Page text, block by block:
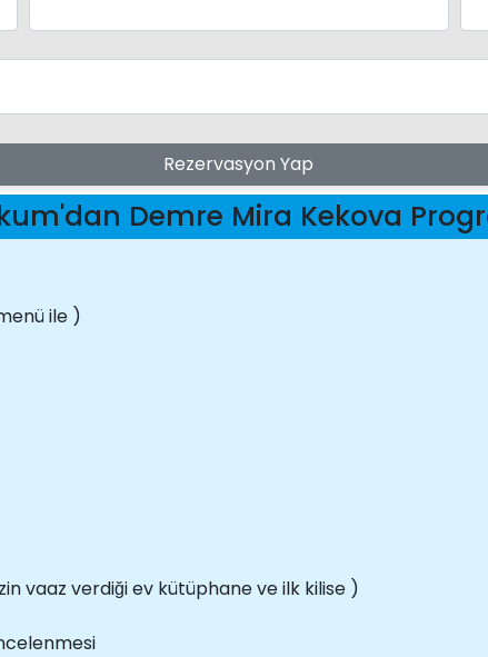
Rezervasyon Yap
Demre Mira Kekova
ile )
vaaz verdiği ev kütüphane ve ilk kilise )